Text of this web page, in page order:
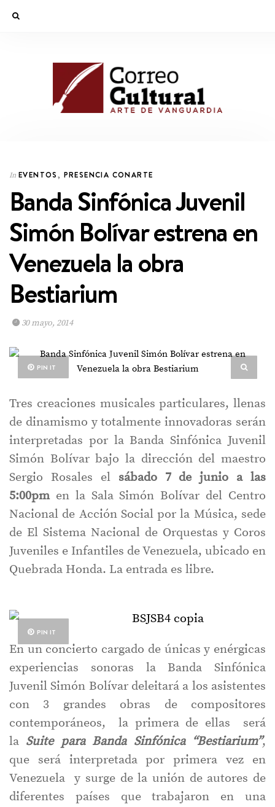
In EVENTOS, PRESENCIA CONARTE
Banda Sinfónica Juvenil
Simón Bolívar estrena en
Venezuela la obra
Bestiarium
30 mayo, 2014
PIN IT
Tres creaciones musicales particulares, llenas
de dinamismo y totalmente innovadoras serán
interpretadas por la Banda Sinfónica Juvenil
Simón Bolívar bajo la dirección del maestro
Sergio Rosales el sábado 7 de junio a las
5:00pmen la Sala Simón Bolívar del Centro
Nacional de Acción Social por la Música, sede
de El Sistema Nacional de Orquestas y Coros
Juveniles e Infantiles de Venezuela, ubicado en
Quebrada Honda. La entrada es libre.
PIN IT
En un concierto cargado de únicas y enérgicas
experiencias sonoras la Banda Sinfónica
Juvenil Simón Bolívar deleitará a los asistentes
con 3 grandes obras de compositores
contemporáneos, la primera de ellas será
la Suite para Banda Sinfónica “Bestiarium”,
que será interpretada por primera vez en
Venezuela y surge de la unión de autores de
diferentes países que trabajaron en una